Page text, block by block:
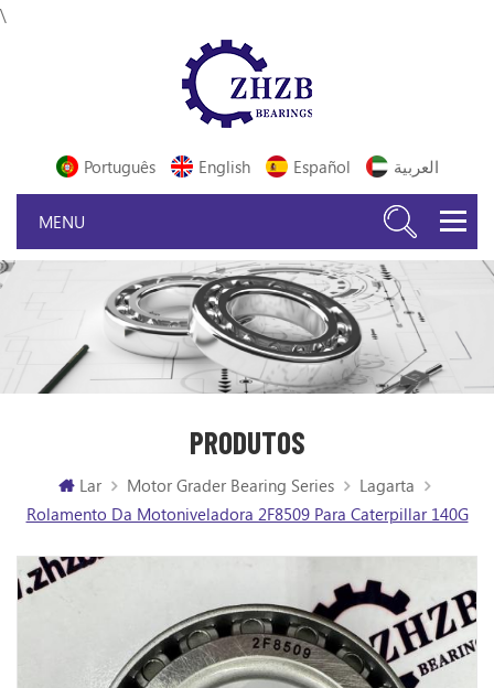
\
Português English Español العربية
PRODUTOS
Lar Motor Grader Bearing Series
Lagarta
Rolamento Da Motoniveladora 2F8509 Para Caterpillar 140G